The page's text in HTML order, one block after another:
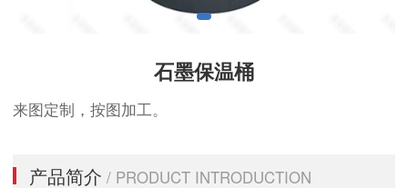
石墨保温桶
来图定制，按图加工。
产品简介/ PRODUCT INTRODUCTION